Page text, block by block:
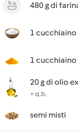
480 g di
1 cucchiaino
1
20 g di olio
+ q.b.
semi misti